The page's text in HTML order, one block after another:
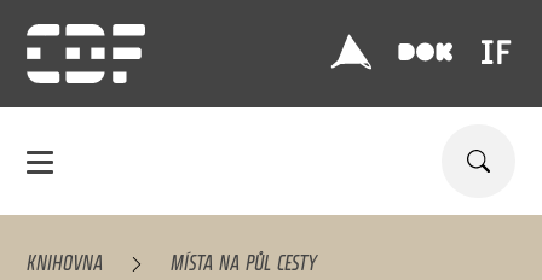
KNIHOVNA MÍSTA NA PŮL CESTY